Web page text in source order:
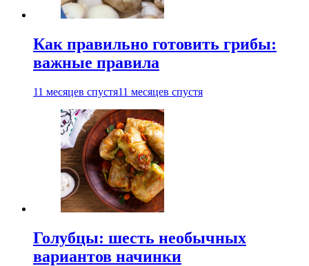
Как правильно готовить грибы:
важные правила
11 месяцев спустя11 месяцев спустя
Голубцы: шесть необычных
вариантов начинки